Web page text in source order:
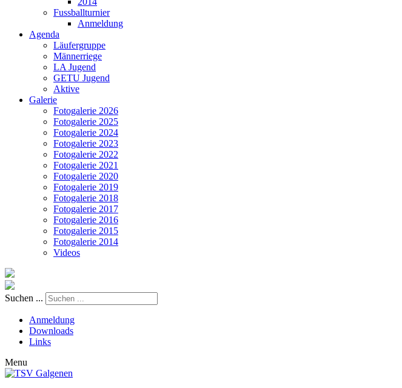
Fussballturnier
Anmeldung
Agenda
Läufergruppe
Männerriege
LA Jugend
GETU Jugend
Aktive
Galerie
Fotogalerie 2026
Fotogalerie 2025
Fotogalerie 2024
Fotogalerie 2023
Fotogalerie 2022
Fotogalerie 2021
Fotogalerie 2020
Fotogalerie 2019
Fotogalerie 2018
Fotogalerie 2017
Fotogalerie 2016
Fotogalerie 2015
Fotogalerie 2014
Videos
Suchen ...
Anmeldung
Downloads
Links
Menu